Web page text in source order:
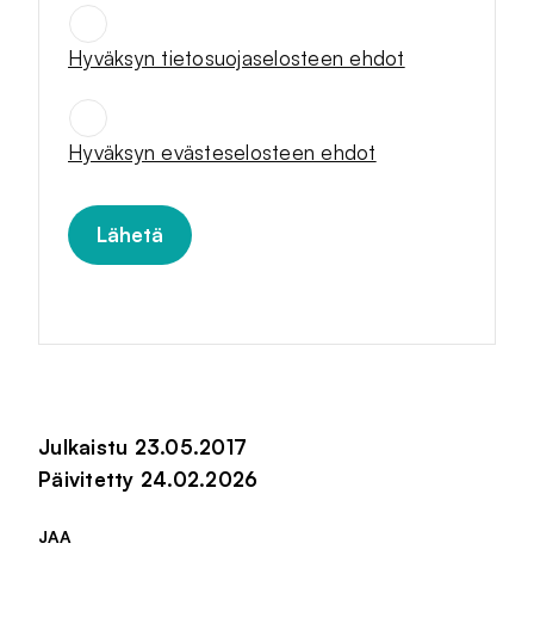
Hyväksyn tietosuojaselosteen ehdot
SUOSTUMUKSET
Hyväksyn evästeselosteen ehdot
Julkaistu 23.05.2017
Päivitetty 24.02.2026
JAA